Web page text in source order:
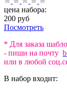
цена набора:
200 руб
Посмотреть
* Для заказа
- пиши на почту
или в любой
В набор входит: